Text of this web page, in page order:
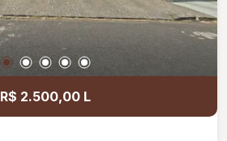
R$ 2.500,00 L